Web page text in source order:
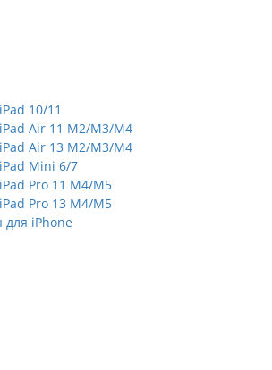
iPad 10/11
iPad Air 11 M2/M3/M4
iPad Air 13 M2/M3/M4
iPad Mini 6/7
iPad Pro 11 M4/M5
iPad Pro 13 M4/M5
для iPhone